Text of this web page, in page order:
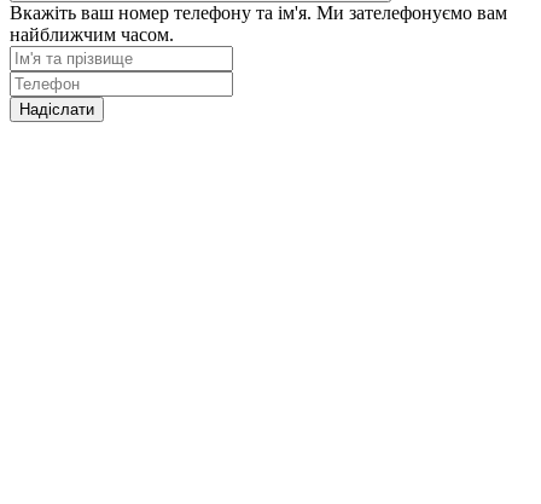
Вкажіть ваш номер телефону та ім'я. Ми зателефонуємо вам
найближчим часом.
Надіслати